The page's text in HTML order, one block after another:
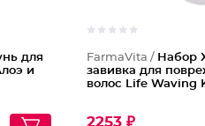
для
и
FarmaVita / Набор
завивка для
волос Life Waving
2253 ₽